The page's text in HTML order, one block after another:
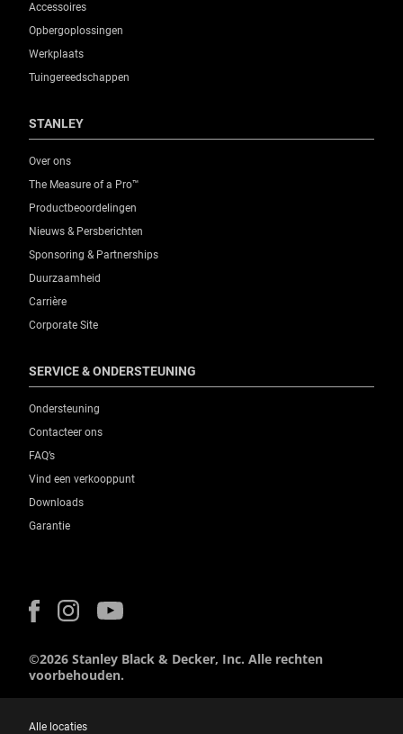
Accessoires
Opbergoplossingen
Werkplaats
Tuingereedschappen
STANLEY
Over ons
The Measure of a Pro™
Productbeoordelingen
Nieuws & Persberichten
Sponsoring & Partnerships
Duurzaamheid
Carrière
Corporate Site
SERVICE & ONDERSTEUNING
Ondersteuning
Contacteer ons
FAQ’s
Vind een verkooppunt
Downloads
Garantie
©2026 Stanley Black & Decker, Inc. Alle rechten
voorbehouden.
Alle locaties